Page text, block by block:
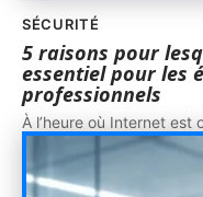
SÉCURITÉ
5 raisons pour
essentiel pour les
professionnels
À l’heure où Internet est